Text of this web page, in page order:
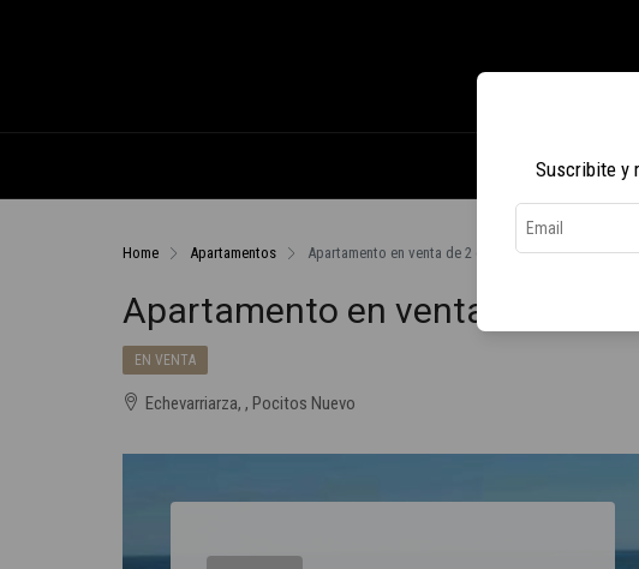
Suscribite y
Inicio
Home Apartamentos Apartamento en venta de 2 dormitorios en Pocitos
Apartamento en venta de 2
EN VENTA
Echevarriarza, , Pocitos Nuevo